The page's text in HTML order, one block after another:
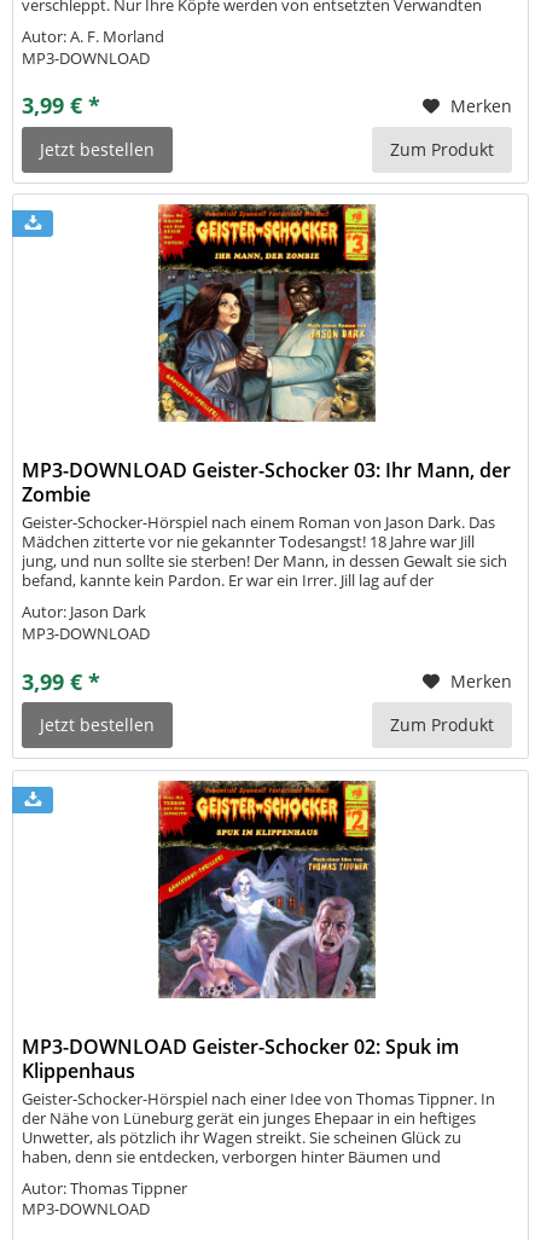
verschleppt. Nur Ihre Köpfe werden von entsetzten Verwandten
sich...
Autor: A. F. Morland
MP3-DOWNLOAD
3,99 € *
Merken
Jetzt bestellen
Zum Produkt
MP3-DOWNLOAD Geister-Schocker 03: Ihr Mann, der
Zombie
Geister-Schocker-Hörspiel nach einem Roman von Jason Dark. Das
Mädchen zitterte vor nie gekannter Todesangst! 18 Jahre war Jill
jung, und nun sollte sie sterben! Der Mann, in dessen Gewalt sie sich
befand, kannte kein Pardon. Er war ein Irrer. Jill lag auf der
Autor: Jason Dark
MP3-DOWNLOAD
3,99 € *
Merken
Jetzt bestellen
Zum Produkt
MP3-DOWNLOAD Geister-Schocker 02: Spuk im
Klippenhaus
Geister-Schocker-Hörspiel nach einer Idee von Thomas Tippner. In
der Nähe von Lüneburg gerät ein junges Ehepaar in ein heftiges
Unwetter, als pötzlich ihr Wagen streikt. Sie scheinen Glück zu
haben, denn sie entdecken, verborgen hinter Bäumen und
Unterschlupf vor dem...
Autor: Thomas Tippner
MP3-DOWNLOAD